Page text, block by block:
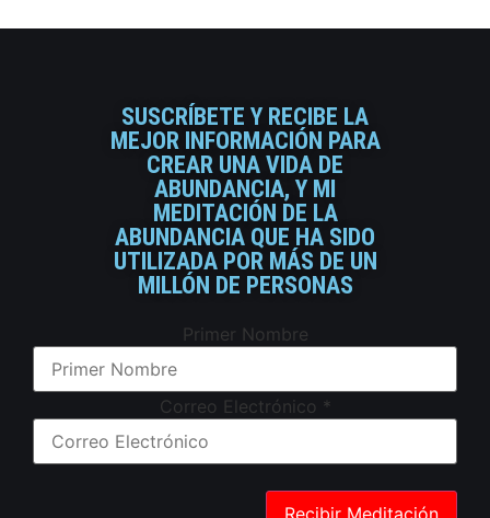
SUSCRÍBETE Y RECIBE LA
MEJOR INFORMACIÓN PARA
CREAR UNA VIDA DE
ABUNDANCIA, Y MI
MEDITACIÓN DE LA
ABUNDANCIA QUE HA SIDO
UTILIZADA POR MÁS DE UN
MILLÓN DE PERSONAS
Primer Nombre
Correo Electrónico *